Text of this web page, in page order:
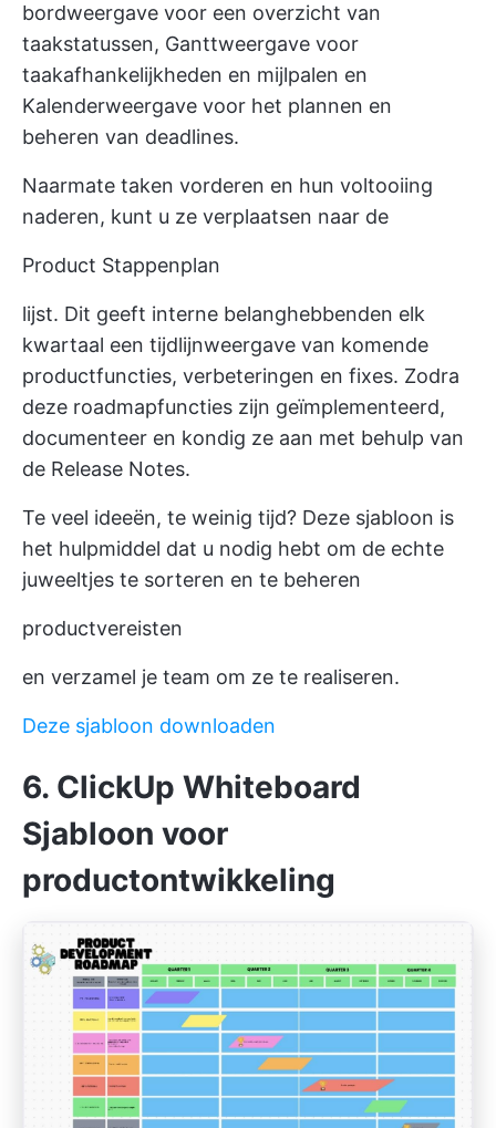
bordweergave voor een overzicht van
taakstatussen, Ganttweergave voor
taakafhankelijkheden en mijlpalen en
Kalenderweergave voor het plannen en
beheren van deadlines.
Naarmate taken vorderen en hun voltooiing
naderen, kunt u ze verplaatsen naar de
Product Stappenplan
lijst. Dit geeft interne belanghebbenden elk
kwartaal een tijdlijnweergave van komende
productfuncties, verbeteringen en fixes. Zodra
deze roadmapfuncties zijn geïmplementeerd,
documenteer en kondig ze aan met behulp van
de Release Notes.
Te veel ideeën, te weinig tijd? Deze sjabloon is
het hulpmiddel dat u nodig hebt om de echte
juweeltjes te sorteren en te beheren
productvereisten
en verzamel je team om ze te realiseren.
Deze sjabloon downloaden
6. ClickUp Whiteboard
Sjabloon voor
productontwikkeling